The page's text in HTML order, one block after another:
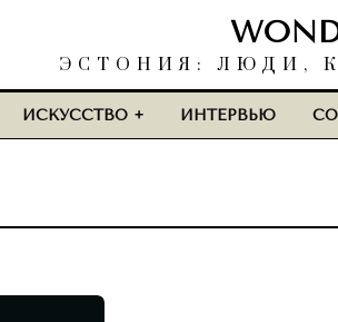
ЭСТОНИЯ: ЛЮДИ,
ИСКУССТВО ИНТЕРВЬЮ